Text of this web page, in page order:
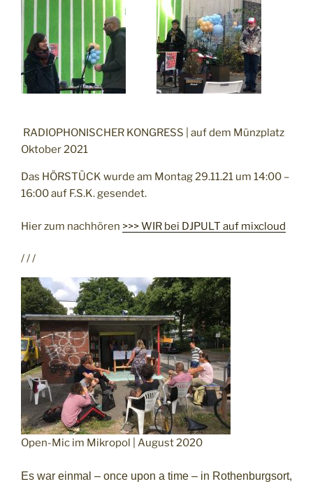
RADIOPHONISCHER KONGRESS | auf dem Münzplatz
Oktober 2021
Das HÖRSTÜCK wurde am Montag 29.11.21 um 14:00 –
16:00 auf F.S.K. gesendet.
Hier zum nachhören >>> WIR bei DJPULT auf mixcloud
/ / /
Open-Mic im Mikropol | August 2020
Es war einmal – once upon a time – in Rothenburgsort,